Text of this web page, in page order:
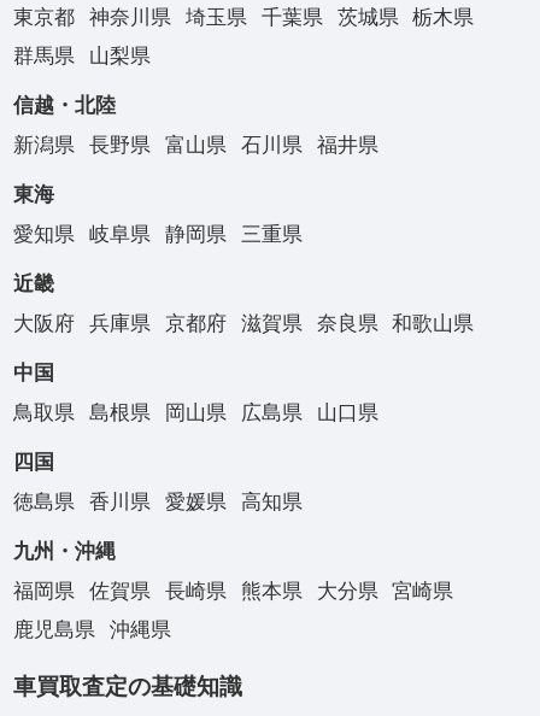
東京都
神奈川県 埼玉県 千葉県 茨城県
栃木県
群馬県
山梨県
信越・北陸
新潟県
長野県 富山県 石川県 福井県
東海
愛知県
岐阜県 静岡県 三重県
近畿
大阪府
兵庫県 京都府 滋賀県 奈良県 和歌山県
中国
鳥取県
島根県 岡山県 広島県 山口県
四国
徳島県
香川県 愛媛県 高知県
九州・沖縄
福岡県
佐賀県 長崎県 熊本県 大分県
宮崎県
鹿児島県
沖縄県
車買取査定の基礎知識